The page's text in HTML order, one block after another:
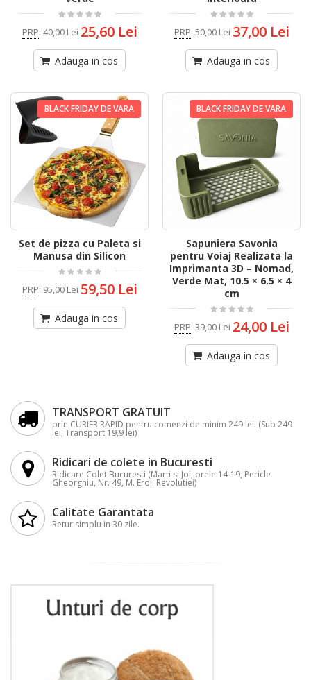
PRP: 40,00 Lei 25,60 Lei
Adauga in cos
PRP: 50,00 Lei 37,00 Lei
Adauga in cos
BLACK FRIDAY DE VARA
Set de pizza cu Paleta si
Manusa din Silicon
PRP: 95,00 Lei 59,50 Lei
Adauga in cos
BLACK FRIDAY DE VARA
Sapuniera Savonia
pentru Voiaj Realizata la
Imprimanta 3D – Nomad,
Verde Mat, 10.5 × 6.5 × 4
cm
PRP: 39,00 Lei 24,00 Lei
Adauga in cos
TRANSPORT GRATUIT
prin CURIER RAPID pentru comenzi de minim 249 lei. (Sub 249
lei, Transport 19,9 lei)
Ridicari de colete in Bucuresti
Ridicare Colet Bucuresti (Marti si Joi, orele 14-19, Pericle
Gheorghiu, Nr. 49, M. Eroii Revolutiei)
Calitate Garantata
Retur simplu in 30 zile.